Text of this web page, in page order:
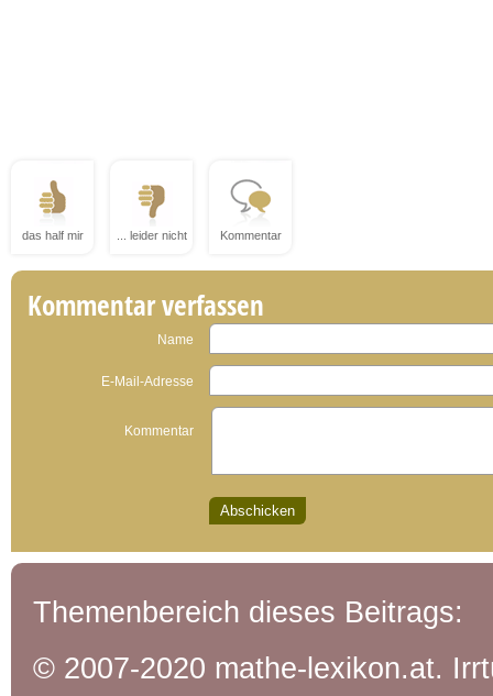
das half mir ... leider nicht Kommentar
Kommentar verfassen
Name
E-Mail-Adresse
Kommentar
Themenbereich dieses Beitrags:
© 2007-2020 mathe-lexikon.at.